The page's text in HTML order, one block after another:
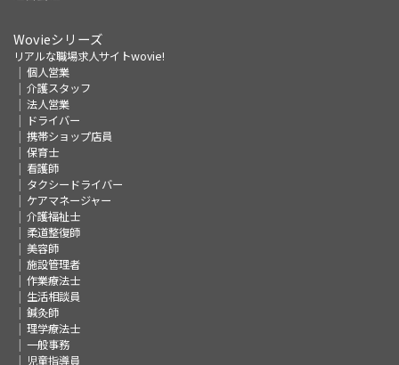
Wovieシリーズ
リアルな職場求人サイトwovie!
個人営業
介護スタッフ
法人営業
ドライバー
携帯ショップ店員
保育士
看護師
タクシードライバー
ケアマネージャー
介護福祉士
柔道整復師
美容師
施設管理者
作業療法士
生活相談員
鍼灸師
理学療法士
一般事務
児童指導員